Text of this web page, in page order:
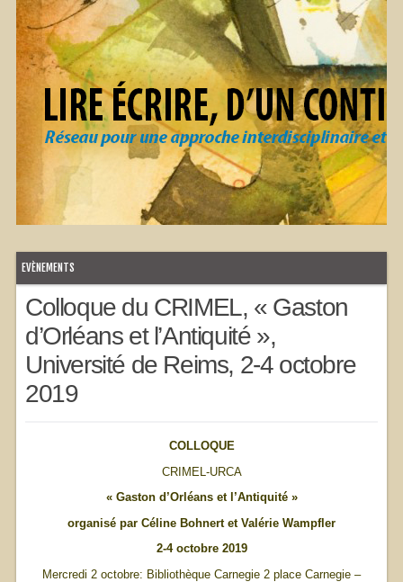
EVÈNEMENTS
Colloque du CRIMEL, « Gaston
d’Orléans et l’Antiquité »,
Université de Reims, 2-4 octobre
2019
COLLOQUE
CRIMEL-URCA
« Gaston d’Orléans et l’Antiquité »
organisé par Céline Bohnert et Valérie Wampfler
2-4 octobre 2019
Mercredi 2 octobre: Bibliothèque Carnegie 2 place Carnegie –